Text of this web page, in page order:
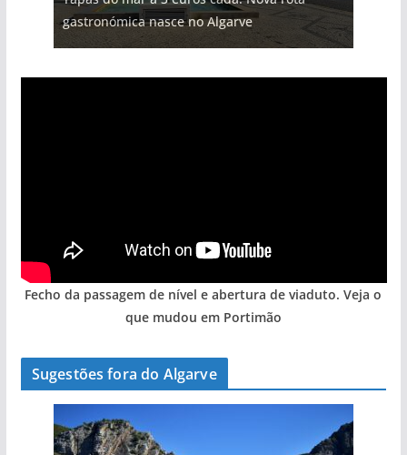
gastronómica nasce no Algarve
Fecho da passagem de nível e abertura de viaduto. Veja o
que mudou em Portimão
Sugestões fora do Algarve